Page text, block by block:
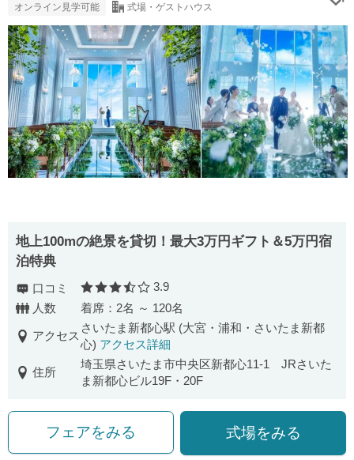
オンライン見学可能 式場・ゲストハウス
地上100mの絶景を貸切！最大3万円ギフト＆5万円宿
泊特典
口コミ 口コミ評価
3.9
人数
着席：2名 ～ 120名
アクセス
さいたま新都心駅 (大宮・浦和・さいたま新都
心) アクセス詳細
住所
埼玉県さいたま市中央区新都心11-1 JRさいた
ま新都心ビル19F・20F
フェアをみる 式場をみる